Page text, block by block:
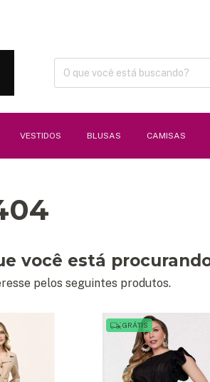
VESTIDOS BLUSAS CAMISAS
você está
pelos seguintes produtos.
GRÁTIS